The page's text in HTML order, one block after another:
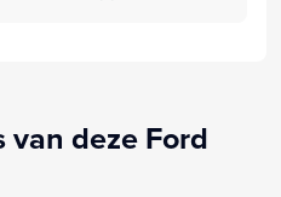
deze Ford